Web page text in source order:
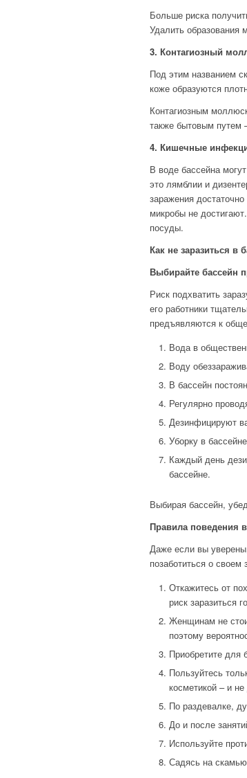
Больше риска
Удалить образования
3. Контагиозный
Под этим названием
коже образуются
Контагиозным
также бытовым путем
4. Кишечные
В воде бассейна
это лямблии и
заражения
микробы не
посуды.
Как не заразиться в
Выбирайте бассейн
Риск подхватить
его работники
предъявляются к
Вода в
Воду
В бассейн
Регулярно
Дезинфицируют
Уборку в
Каждый день
бассейне.
Выбирая бассейн,
Правила поведения
Даже если вы
позаботиться о
Откажитесь от
риск заразиться
Женщинам не
поэтому
Приобретите для
Пользуйтесь
косметикой – и
По раздевалке,
До и после
Используйте
Садясь на